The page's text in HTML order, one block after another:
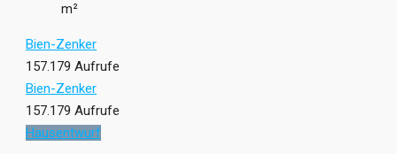
m²
Bien-Zenker
157.179 Aufrufe
Bien-Zenker
157.179 Aufrufe
Hausentwurf